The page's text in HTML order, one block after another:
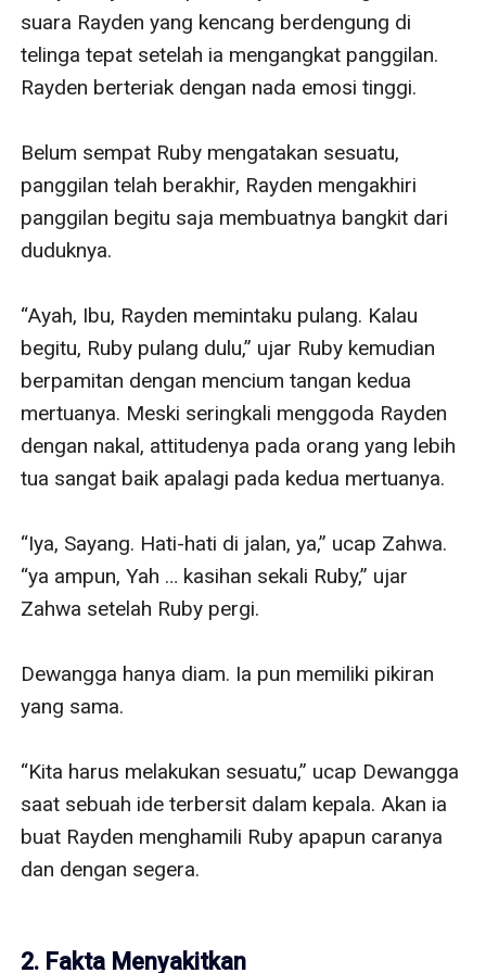
suara Rayden yang kencang berdengung di
telinga tepat setelah ia mengangkat panggilan.
Rayden berteriak dengan nada emosi tinggi.
Belum sempat Ruby mengatakan sesuatu,
panggilan telah berakhir, Rayden mengakhiri
panggilan begitu saja membuatnya bangkit dari
duduknya.
“Ayah, Ibu, Rayden memintaku pulang. Kalau
begitu, Ruby pulang dulu,” ujar Ruby kemudian
berpamitan dengan mencium tangan kedua
mertuanya. Meski seringkali menggoda Rayden
dengan nakal, attitudenya pada orang yang lebih
tua sangat baik apalagi pada kedua mertuanya.
“Iya, Sayang. Hati-hati di jalan, ya,” ucap Zahwa.
“ya ampun, Yah … kasihan sekali Ruby,” ujar
Zahwa setelah Ruby pergi.
Dewangga hanya diam. Ia pun memiliki pikiran
yang sama.
“Kita harus melakukan sesuatu,” ucap Dewangga
saat sebuah ide terbersit dalam kepala. Akan ia
buat Rayden menghamili Ruby apapun caranya
dan dengan segera.
2. Fakta Menyakitkan